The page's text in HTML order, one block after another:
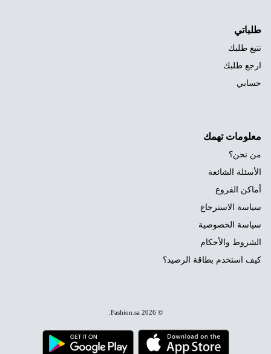
طلباتي
تتبع طلبك
ارجع طلبك
حسابي
معلومات تهمك
من نحن؟
الأسئلة الشائعة
أماكن الفروع
سياسة الاسترجاع
سياسة الخصوصية
الشروط والأحكام
كيف استخدم بطاقة الرصيد؟
© 2026
Fashion.sa
.